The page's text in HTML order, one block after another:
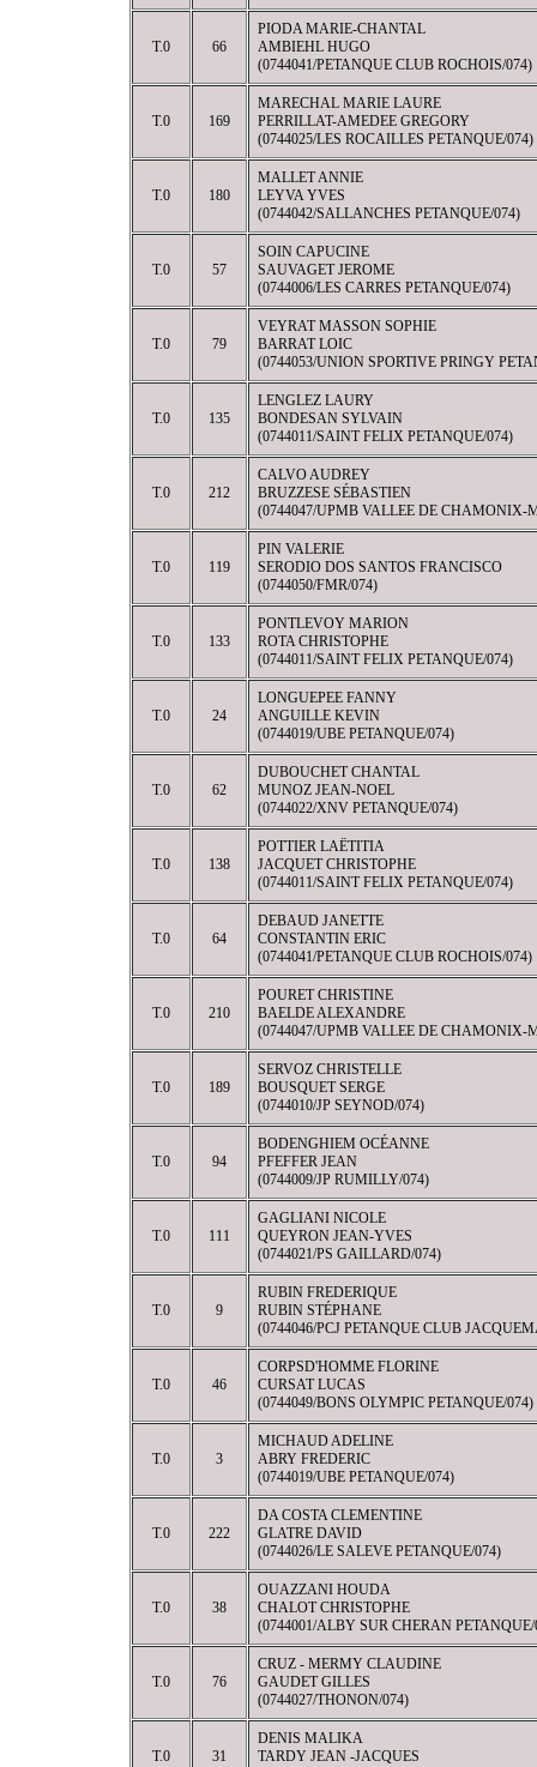
T.0 66
PIODA MARIE-CHANTAL
AMBIEHL HUGO
(0744041/PETANQUE CLUB ROCHOIS/074)
T.0 169
MARECHAL MARIE LAURE
PERRILLAT-AMEDEE GREGORY
(0744025/LES ROCAILLES PETANQUE/074)
T.0 180
MALLET ANNIE
LEYVA YVES
(0744042/SALLANCHES PETANQUE/074)
T.0 57
SOIN CAPUCINE
SAUVAGET JEROME
(0744006/LES CARRES PETANQUE/074)
T.0 79
VEYRAT MASSON SOPHIE
BARRAT LOIC
(0744053/UNION SPORTIVE PRINGY
T.0 135
LENGLEZ LAURY
BONDESAN SYLVAIN
(0744011/SAINT FELIX PETANQUE/074)
T.0 212
CALVO AUDREY
BRUZZESE SÉBASTIEN
(0744047/UPMB VALLEE DE CHAMONIX-
T.0 119
PIN VALERIE
SERODIO DOS SANTOS FRANCISCO
(0744050/FMR/074)
T.0 133
PONTLEVOY MARION
ROTA CHRISTOPHE
(0744011/SAINT FELIX PETANQUE/074)
T.0 24
LONGUEPEE FANNY
ANGUILLE KEVIN
(0744019/UBE PETANQUE/074)
T.0 62
DUBOUCHET CHANTAL
MUNOZ JEAN-NOEL
(0744022/XNV PETANQUE/074)
T.0 138
POTTIER LAËTITIA
JACQUET CHRISTOPHE
(0744011/SAINT FELIX PETANQUE/074)
T.0 64
DEBAUD JANETTE
CONSTANTIN ERIC
(0744041/PETANQUE CLUB ROCHOIS/074)
T.0 210
POURET CHRISTINE
BAELDE ALEXANDRE
(0744047/UPMB VALLEE DE CHAMONIX-
T.0 189
SERVOZ CHRISTELLE
BOUSQUET SERGE
(0744010/JP SEYNOD/074)
T.0 94
BODENGHIEM OCÉANNE
PFEFFER JEAN
(0744009/JP RUMILLY/074)
T.0 111
GAGLIANI NICOLE
QUEYRON JEAN-YVES
(0744021/PS GAILLARD/074)
T.0 9
RUBIN FREDERIQUE
RUBIN STÉPHANE
(0744046/PCJ PETANQUE CLUB
T.0 46
CORPSD'HOMME FLORINE
CURSAT LUCAS
(0744049/BONS OLYMPIC PETANQUE/074)
T.0 3
MICHAUD ADELINE
ABRY FREDERIC
(0744019/UBE PETANQUE/074)
T.0 222
DA COSTA CLEMENTINE
GLATRE DAVID
(0744026/LE SALEVE PETANQUE/074)
T.0 38
OUAZZANI HOUDA
CHALOT CHRISTOPHE
(0744001/ALBY SUR CHERAN PETANQUE/
T.0 76
CRUZ - MERMY CLAUDINE
GAUDET GILLES
(0744027/THONON/074)
T.0 31
DENIS MALIKA
TARDY JEAN -JACQUES